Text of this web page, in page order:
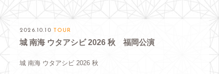
2026.10.10 TOUR
城 南海 ウタアシビ 2026 秋 福岡公演
城 南海 ウタアシビ 2026 秋